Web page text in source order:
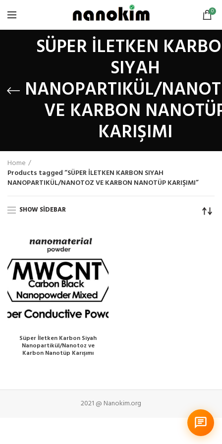
0
SÜPER İLETKEN
SIYAH
NANOPARTIKÜL/
VE KARBON
KARIŞIMI
Home
Products tagged “SÜPER İLETKEN KARBON SIYAH
NANOPARTIKÜL/NANOTOZ VE KARBON NANOTÜP KARIŞIMI”
SHOW SIDEBAR
Süper İletken Karbon Siyah
Nanopartikül/Nanotoz ve
Karbon Nanotüp Karışımı
2021 @ Nanokim.org